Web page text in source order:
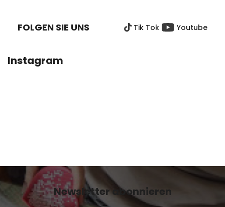
FOLGEN SIE UNS Tik Tok Youtube
Instagram
Newsletter abonnieren